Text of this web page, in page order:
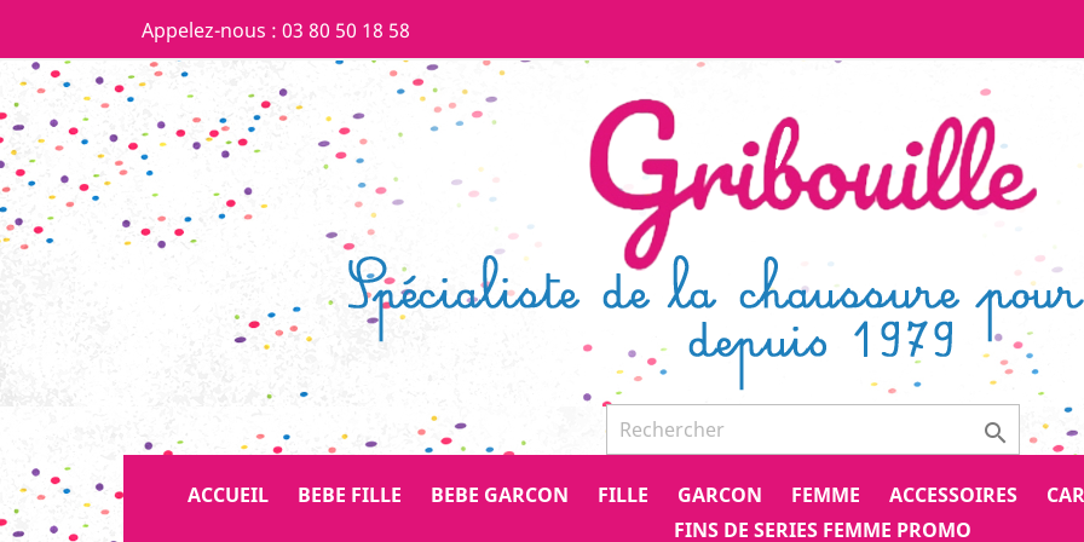
Appelez-nous : 03 80 50 18 58

ACCUEIL BEBE FILLE BEBE GARCON FILLE GARCON FEMME ACCESSOIRES
FINS DE SERIES FEMME PROMO